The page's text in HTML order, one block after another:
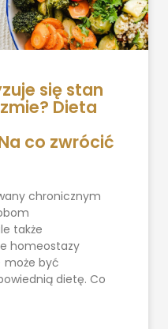
się stan
Dieta
co zwrócić
chronicznym
także
homeostazy
może być
dietę. Co